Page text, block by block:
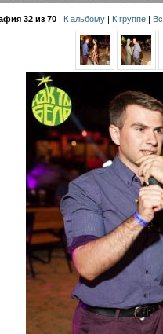
32 из 70 | К альбому | К группе |